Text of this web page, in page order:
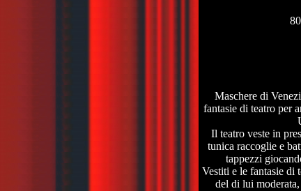
Maschere di
fantasie di teatro per
Il teatro veste in
tunica raccoglie e
tappezzi
Vestiti e le fantasie di
del di lui